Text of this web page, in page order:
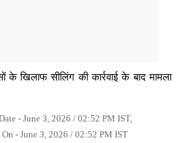
के खिलाफ सीलिंग की कार्रवाई के बाद मामला
- June 3, 2026 / 02:52 PM IST,
- June 3, 2026 / 02:52 PM IST